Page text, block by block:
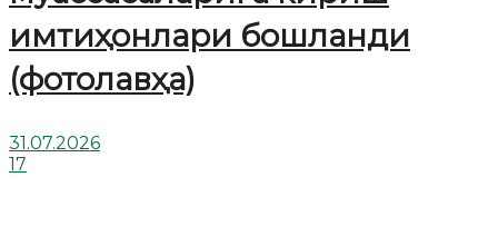
имтиҳонлари бошланди
(фотолавҳа)
31.07.2026
17